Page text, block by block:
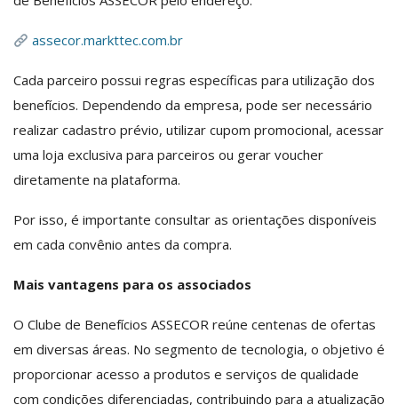
assecor.markttec.com.br
Cada parceiro possui regras específicas para utilização dos
benefícios. Dependendo da empresa, pode ser necessário
realizar cadastro prévio, utilizar cupom promocional, acessar
uma loja exclusiva para parceiros ou gerar voucher
diretamente na plataforma.
Por isso, é importante consultar as orientações disponíveis
em cada convênio antes da compra.
Mais vantagens para os associados
O Clube de Benefícios ASSECOR reúne centenas de ofertas
em diversas áreas. No segmento de tecnologia, o objetivo é
proporcionar acesso a produtos e serviços de qualidade
com condições diferenciadas, contribuindo para a atualização